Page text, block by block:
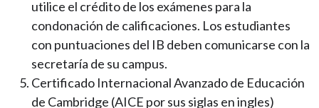
utilice el crédito de los exámenes para la
condonación de calificaciones. Los estudiantes
con puntuaciones del IB deben comunicarse con la
secretaría de su campus.
Certificado Internacional Avanzado de Educación
de Cambridge (AICE por sus siglas en ingles)